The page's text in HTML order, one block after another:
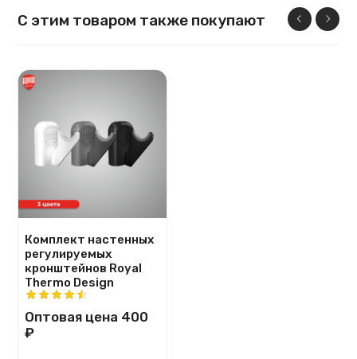
С этим товаром также покупают
Комплект настенных
регулируемых
кронштейнов Royal
Thermo Design
Оптовая цена 400
₽